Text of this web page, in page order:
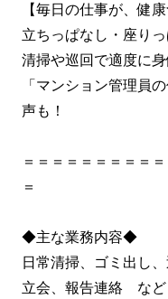
【毎日の仕事が、健康
立ちっぱなし・座りっ
清掃や巡回で適度に
「マンション管理員
声も！
＝＝＝＝＝＝＝＝＝
＝
◆主な業務内容◆
日常清掃、ゴミ出し
立会、報告連絡 など